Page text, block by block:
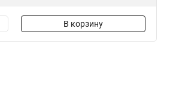
В корзину